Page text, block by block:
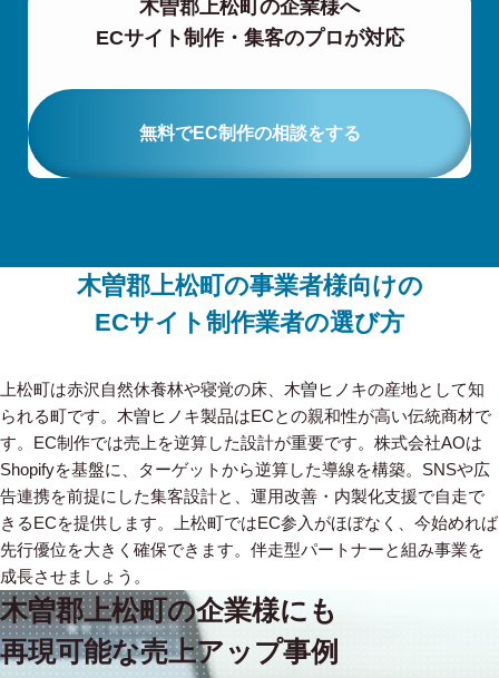
木曽郡上松町の企業様へ
ECサイト制作・集客のプロが対応
無料でEC制作の相談をする
木曽郡上松町の事業者様向けの
ECサイト制作業者の選び方
上松町は赤沢自然休養林や寝覚の床、木曽ヒノキの産地として知
られる町です。木曽ヒノキ製品はECとの親和性が高い伝統商材で
す。EC制作では売上を逆算した設計が重要です。株式会社AOは
Shopifyを基盤に、ターゲットから逆算した導線を構築。SNSや広
告連携を前提にした集客設計と、運用改善・内製化支援で自走で
きるECを提供します。上松町ではEC参入がほぼなく、今始めれば
先行優位を大きく確保できます。伴走型パートナーと組み事業を
成長させましょう。
木曽郡上松町の企業様にも
再現可能な売上アップ事例